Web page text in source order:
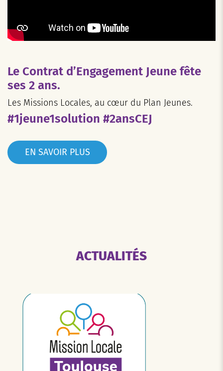
Le Contrat d’Engagement Jeune fête
ses 2 ans.
Les Missions Locales, au cœur du Plan Jeunes.
#1jeune1solution #2ansCEJ
EN SAVOIR PLUS
ACTUALITÉS